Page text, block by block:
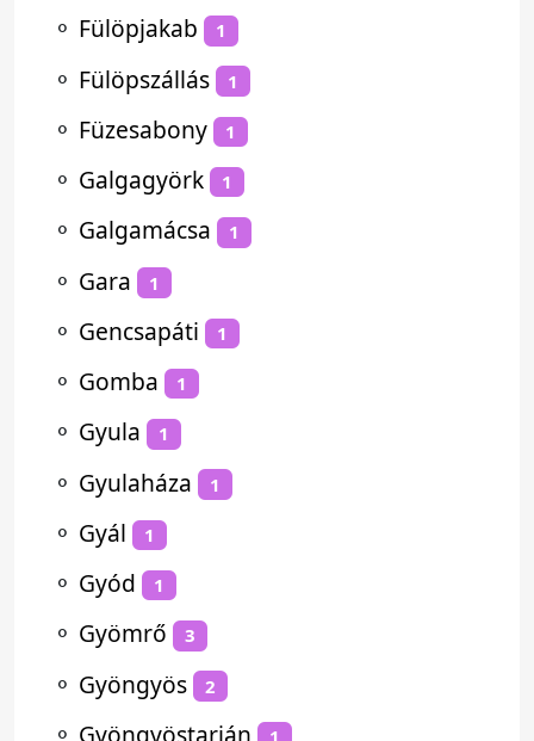
⚬ Fülöpjakab 1
⚬ Fülöpszállás 1
⚬ Füzesabony 1
⚬ Galgagyörk 1
⚬ Galgamácsa 1
⚬ Gara 1
⚬ Gencsapáti 1
⚬ Gomba 1
⚬ Gyula 1
⚬ Gyulaháza 1
⚬ Gyál 1
⚬ Gyód 1
⚬ Gyömrő 3
⚬ Gyöngyös 2
⚬ Gyöngyöstarján 1